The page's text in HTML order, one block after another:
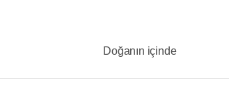
Doğanın içinde